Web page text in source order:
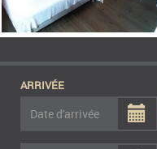
ARRIVÉE